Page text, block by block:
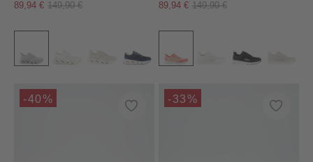
89,94 € 149,90 € 89,94 € 149,90 €
-40% -33%